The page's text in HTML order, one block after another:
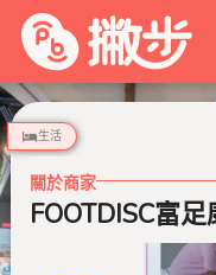
生活
關於商家
FOOTDISC富